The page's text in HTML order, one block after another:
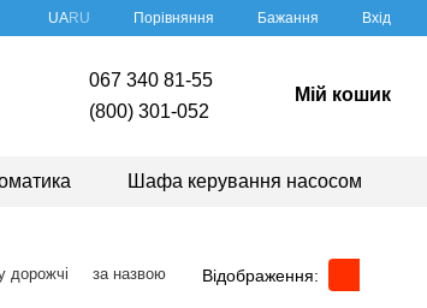
UARU Порівняння Бажання Вхід
067 340 81-55
(800) 301-052
Мій кошик
Шафа керування насосом
дорожчі за назвою Відображення: